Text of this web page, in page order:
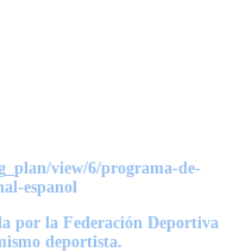
view/6/programa-de-
espanol
por la Federación Deportiva
deportista.